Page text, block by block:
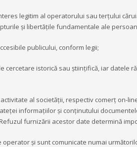
legitim al operatorului sau terțului
și libertățile fundamentale ale
publicului, conform legii;
istorică sau științifică, iar datele
al societății, respectiv comerț on-
informațiilor și conținutului
furnizării acestor date determină
și sunt comunicate numai